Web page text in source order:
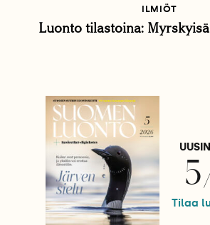
ILMIÖT
Luonto tilastoina:
Tilaa